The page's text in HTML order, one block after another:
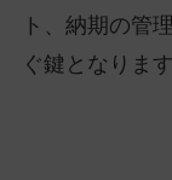
ト、納期の管
ぐ鍵となります